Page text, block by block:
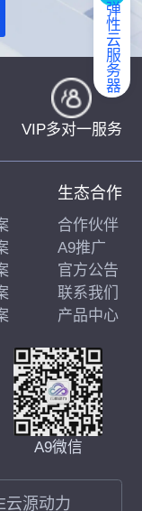
弹性云服务器
VIP多对一服务
A9微信
云源动力
生态合作
合作伙伴
A9推广
官方公告
联系我们
产品中心